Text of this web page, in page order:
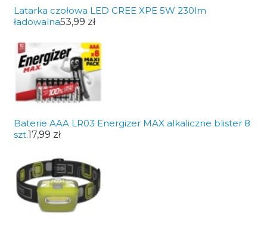
Latarka czołowa LED CREE XPE 5W 230lm
ładowalna53,99 zł
Baterie AAA LR03 Energizer MAX alkaliczne blister 8
szt.17,99 zł